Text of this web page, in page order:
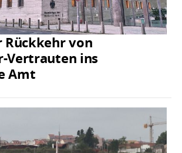
Rückkehr von
Vertrauten ins
Amt